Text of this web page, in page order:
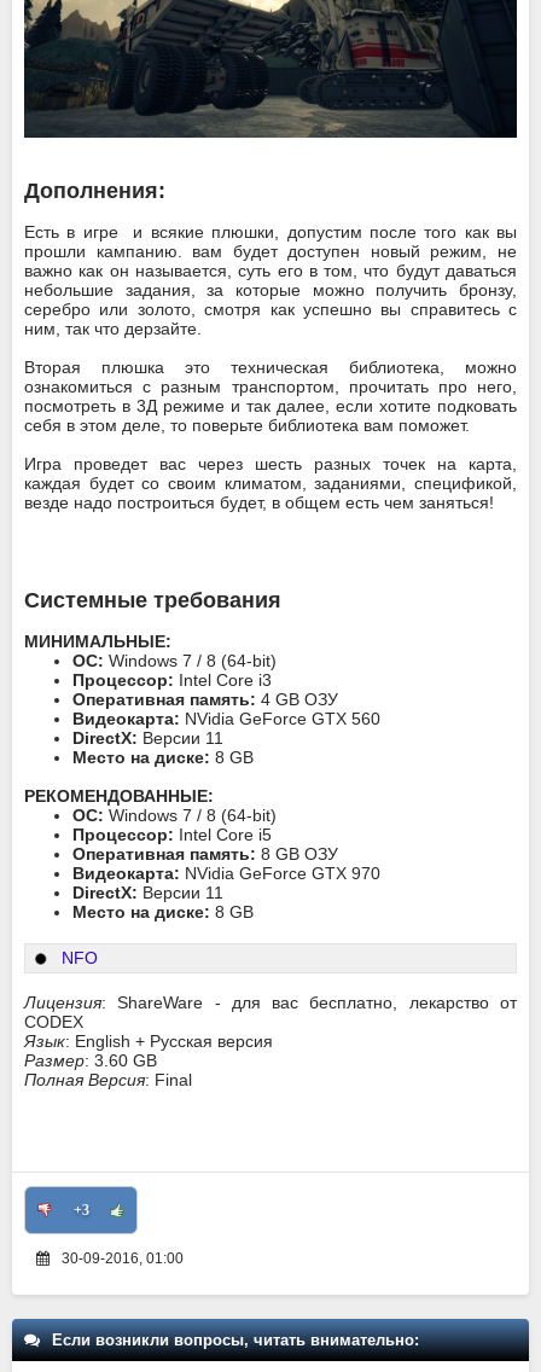
Дополнения:
Есть в игре и всякие плюшки, допустим после того как вы
прошли кампанию. вам будет доступен новый режим, не
важно как он называется, суть его в том, что будут даваться
небольшие задания, за которые можно получить бронзу,
серебро или золото, смотря как успешно вы справитесь с
ним, так что дерзайте.
Вторая плюшка это техническая библиотека, можно
ознакомиться с разным транспортом, прочитать про него,
посмотреть в 3Д режиме и так далее, если хотите подковать
себя в этом деле, то поверьте библиотека вам поможет.
Игра проведет вас через шесть разных точек на карта,
каждая будет со своим климатом, заданиями, спецификой,
везде надо построиться будет, в общем есть чем заняться!
Системные требования
МИНИМАЛЬНЫЕ:
ОС: Windows 7 / 8 (64-bit)
Процессор: Intel Core i3
Оперативная память: 4 GB ОЗУ
Видеокарта: NVidia GeForce GTX 560
DirectX: Версии 11
Место на диске: 8 GB
РЕКОМЕНДОВАННЫЕ:
ОС: Windows 7 / 8 (64-bit)
Процессор: Intel Core i5
Оперативная память: 8 GB ОЗУ
Видеокарта: NVidia GeForce GTX 970
DirectX: Версии 11
Место на диске: 8 GB
NFO
Лицензия: ShareWare - для вас бесплатно, лекарство от
CODEX
Язык: English + Русская версия
Размер: 3.60 GB
Полная Версия: Final
+3
30-09-2016, 01:00
Если возникли вопросы, читать внимательно: